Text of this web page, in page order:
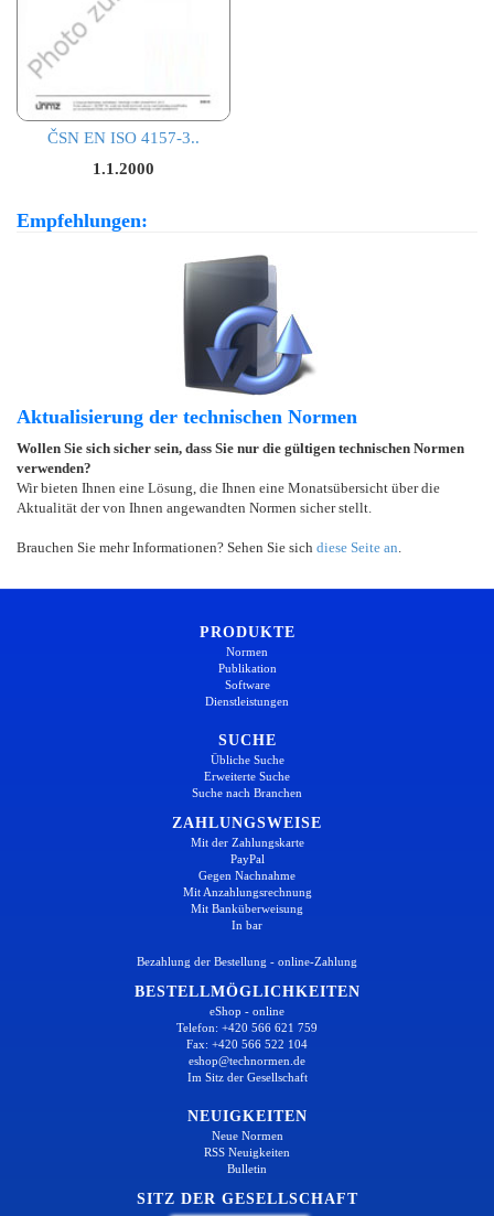
ČSN EN ISO 4157-3..
1.1.2000
Empfehlungen:
Aktualisierung der technischen Normen
Wollen Sie sich sicher sein, dass Sie nur die gültigen technischen Normen
verwenden?
Wir bieten Ihnen eine Lösung, die Ihnen eine Monatsübersicht über die
Aktualität der von Ihnen angewandten Normen sicher stellt.
Brauchen Sie mehr Informationen? Sehen Sie sich diese Seite an
PRODUKTE
Normen
Publikation
Software
Dienstleistungen
SUCHE
Übliche Suche
Erweiterte Suche
Suche nach Branchen
ZAHLUNGSWEISE
Mit der Zahlungskarte
PayPal
Gegen Nachnahme
Mit Anzahlungsrechnung
Mit Banküberweisung
In bar
Bezahlung der Bestellung - online-Zahlung
BESTELLMÖGLICHKEITEN
eShop - online
Telefon: +420 566 621 759
Fax: +420 566 522 104
eshop@technormen.de
Im Sitz der Gesellschaft
NEUIGKEITEN
Neue Normen
RSS Neuigkeiten
Bulletin
SITZ DER GESELLSCHAFT